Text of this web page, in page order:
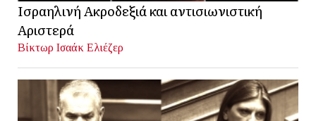
Ισραηλινή Ακροδεξιά και αντισιωνιστική
Αριστερά
Βίκτωρ Ισαάκ Ελιέζερ